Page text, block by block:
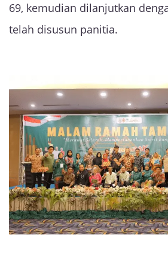
69, kemudian dilanjutkan
telah disusun panitia.